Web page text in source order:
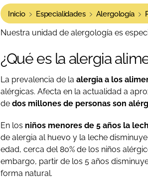
Inicio Especialidades Alergología
Nuestra unidad de alergología es
¿Qué es la alergia
La prevalencia de la alergia a los
alérgicas. Afecta en la actualidad a
dedos millones de personas son
En los niños menores de 5 años la
de alergia al huevo y la leche
edad, cerca del 80% de los niños
embargo, partir de los 5 años
forma natural.